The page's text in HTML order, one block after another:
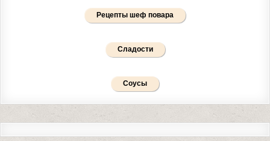
Рецепты шеф повара
Сладости
Соусы